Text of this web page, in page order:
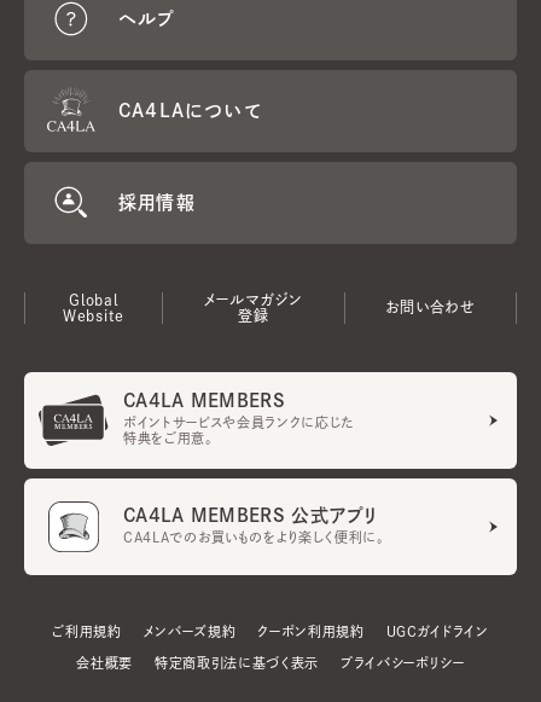
ヘルプ
CA4LAについて
採用情報
Global
Website
メールマガジン
登録
お問い合わせ
CA4LA MEMBERS
ポイントサービスや会員ランクに応じた
特典をご用意。
CA4LA MEMBERS 公式アプリ
CA4LAでのお買いものをより楽しく便利に。
ご利用規約 メンバーズ規約 クーポン利用規約 UGCガイドライン
会社概要 特定商取引法に基づく表示 プライバシーポリシー